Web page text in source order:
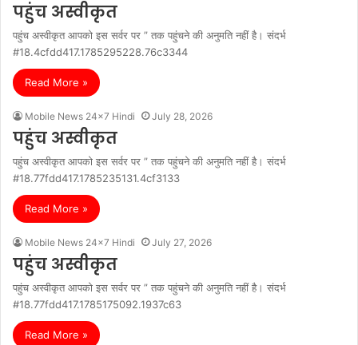
पहुंच अस्वीकृत
पहुंच अस्वीकृत आपको इस सर्वर पर ” तक पहुंचने की अनुमति नहीं है। संदर्भ
#18.4cfdd417.1785295228.76c3344
Read More »
Mobile News 24x7 Hindi July 28, 2026
पहुंच अस्वीकृत
पहुंच अस्वीकृत आपको इस सर्वर पर ” तक पहुंचने की अनुमति नहीं है। संदर्भ
#18.77fdd417.1785235131.4cf3133
Read More »
Mobile News 24x7 Hindi July 27, 2026
पहुंच अस्वीकृत
पहुंच अस्वीकृत आपको इस सर्वर पर ” तक पहुंचने की अनुमति नहीं है। संदर्भ
#18.77fdd417.1785175092.1937c63
Read More »